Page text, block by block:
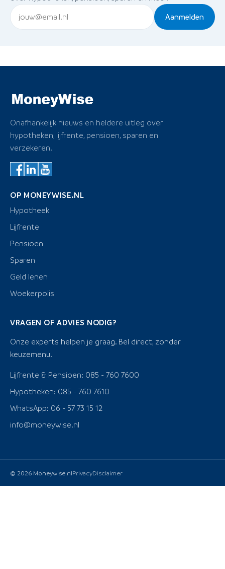
Aanmelden
Onafhankelijk nieuws en heldere uitleg over
hypotheken, lijfrente, pensioen, sparen en
verzekeren.
OP MONEYWISE.NL
Hypotheek
Lijfrente
Pensioen
Sparen
Geld lenen
Woekerpolis
VRAGEN OF ADVIES NODIG?
Onze experts helpen je graag. Bel direct, zonder
keuzemenu.
Lijfrente & Pensioen: 085 - 760 7600
Hypotheken: 085 - 760 7610
WhatsApp: 06 - 57 73 15 12
info@moneywise.nl
© 2026 Moneywise.nlPrivacyDisclaimer